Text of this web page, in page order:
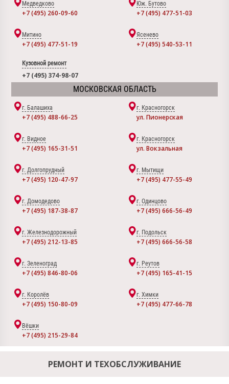
Медведково
+7 (495) 260-09-60
Юж. Бутово
+7 (495) 477-51-03
Митино
+7 (495) 477-51-19
Ясенево
+7 (495) 540-53-11
Кузовной ремонт
+7 (495) 374-98-07
МОСКОВСКАЯ ОБЛАСТЬ
г. Балашиха
+7 (495) 488-66-25
г. Красногорск
ул. Пионерская
г. Видное
+7 (495) 165-31-51
г. Красногорск
ул. Вокзальная
г. Долгопрудный
+7 (495) 120-47-97
г. Мытищи
+7 (495) 477-55-49
г. Домодедово
+7 (495) 187-38-87
г. Одинцово
+7 (495) 666-56-49
г. Железнодорожный
+7 (495) 212-13-85
г. Подольск
+7 (495) 666-56-58
г. Зеленоград
+7 (495) 846-80-06
г. Реутов
+7 (495) 165-41-15
г. Королёв
+7 (495) 150-80-09
г. Химки
+7 (495) 477-66-78
Вёшки
+7 (495) 215-29-84
РЕМОНТ И ТЕХОБСЛУЖИВАНИЕ